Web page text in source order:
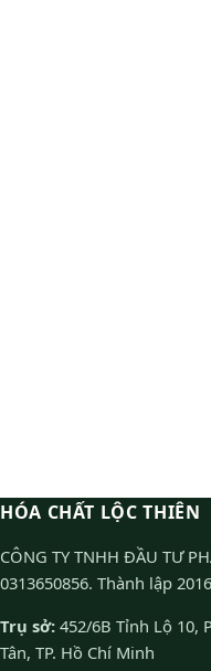
HÓA CHẤT LỘC THIÊN
CÔNG TY TNHH ĐẦU TƯ
0313650856. Thành lập
Trụ sở: 452/6B Tỉnh Lộ 10,
Tân, TP. Hồ Chí Minh